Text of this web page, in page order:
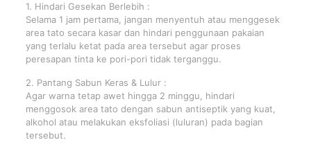
1. Hindari Gesekan Berlebih :
Selama 1 jam pertama, jangan menyentuh atau menggesek
area tato secara kasar dan hindari penggunaan pakaian
yang terlalu ketat pada area tersebut agar proses
peresapan tinta ke pori-pori tidak terganggu.
2. Pantang Sabun Keras & Lulur :
Agar warna tetap awet hingga 2 minggu, hindari
menggosok area tato dengan sabun antiseptik yang kuat,
alkohol atau melakukan eksfoliasi (luluran) pada bagian
tersebut.